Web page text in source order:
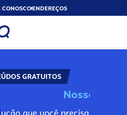
CONOSCOENDEREÇOS
GRATUITOS
Nosso